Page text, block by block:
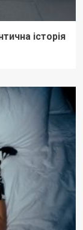
історія